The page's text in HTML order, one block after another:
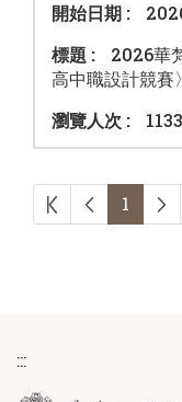
2026華
高中職設計競賽〉
1133
第一頁上一頁
1
:::